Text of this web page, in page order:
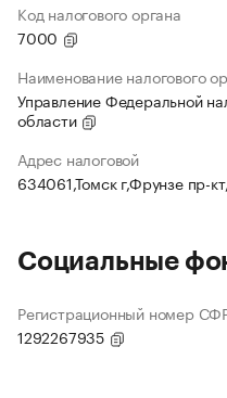
Код налогового органа
7000
Наименование налогового
Управление Федеральной
области
Адрес налоговой
634061,Томск г,Фрунзе пр-
Социальные
Регистрационный номер
1292267935